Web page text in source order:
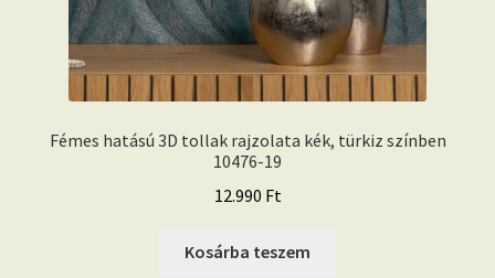
Fémes hatású 3D tollak rajzolata kék, türkiz színben
10476-19
12.990 Ft
Kosárba teszem